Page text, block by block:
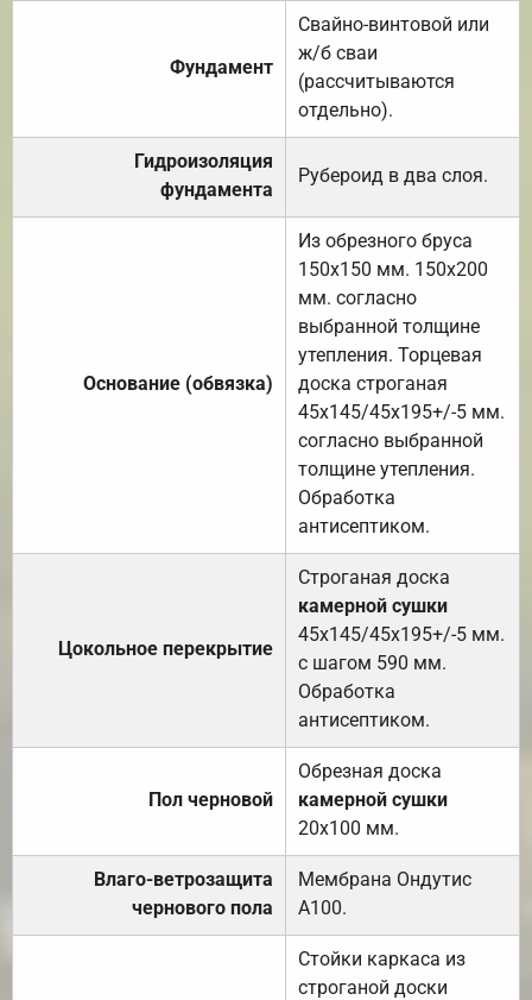
Фундамент
Свайно-винтовой или
ж/б сваи
(рассчитываются
отдельно).
Гидроизоляция
фундамента
Рубероид в два слоя.
Основание (обвязка)
Из обрезного бруса
150х150 мм. 150х200
мм. согласно
выбранной толщине
утепления. Торцевая
доска строганая
45х145/45х195+/-5 мм.
согласно выбранной
толщине утепления.
Обработка
антисептиком.
Цокольное перекрытие
Строганая доска
камерной сушки
45х145/45х195+/-5 мм.
с шагом 590 мм.
Обработка
антисептиком.
Пол черновой
Обрезная доска
камерной сушки
20х100 мм.
Влаго-ветрозащита
чернового пола
Мембрана Ондутис
А100.
Стойки каркаса из
строганой доски